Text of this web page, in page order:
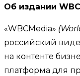
Об издании
«WBCMedia»
российский
на контенте
платформа для